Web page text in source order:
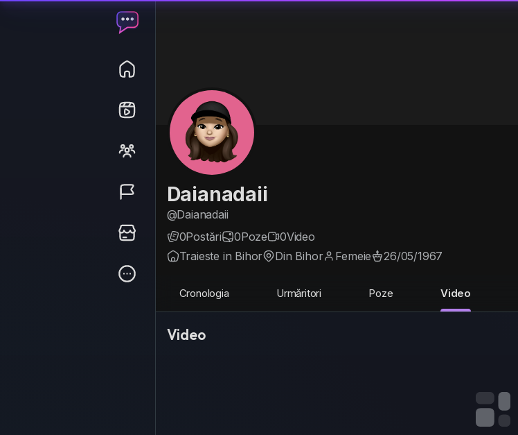
Daianadaii
@Daianadaii
0Postări 0Poze 0Video
Traieste in Bihor
Din Bihor Femeie 26/05/1967
Cronologia Urmăritori Poze Video
Video